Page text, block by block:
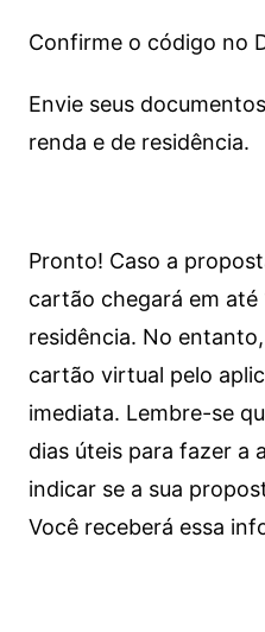
Confirme o código no
Envie seus
renda e de residência.
Pronto! Caso a
cartão chegará em até
residência. No
cartão virtual pelo
imediata. Lembre-se
dias úteis para fazer a
indicar se a sua
Você receberá essa